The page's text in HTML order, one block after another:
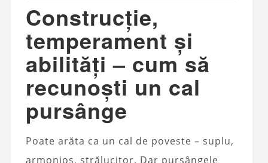
Construcție,
temperament și
abilități – cum să
recunoști un cal
pursânge
Poate arăta ca un cal de poveste – suplu,
armonios, strălucitor. Dar pursângele